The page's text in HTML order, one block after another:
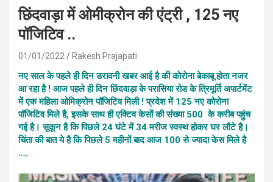
छिंदवाड़ा में ओमीक्रोन की एंट्री , 125 नए
पॉजिटिव ..
01/01/2022 Rakesh Prajapati
नए साल के पहले ही दिन डरावनी खबर आई है की कोरोना बेकाबू होता नजर
आ रहा है ! आज पहले ही दिन छिंदवाड़ा के परासिया रोड के त्रिमूर्ति अपार्टमेंट
में एक महिला ओमिक्रोन पॉजिटिव मिली ! प्रदेश में 125 नए कोरोना
पॉजिटिव मिले है, इसके साथ ही एक्टिव केसों की संख्या 500 के करीब पहुंच
गई है। सूकून है कि पिछले 24 घंटे में 34 मरीज स्वस्थ होकर घर लौटे है।
चिंता की बात ये है कि पिछले 5 महीनों बाद आज 100 से ज्यादा केस मिले है
….